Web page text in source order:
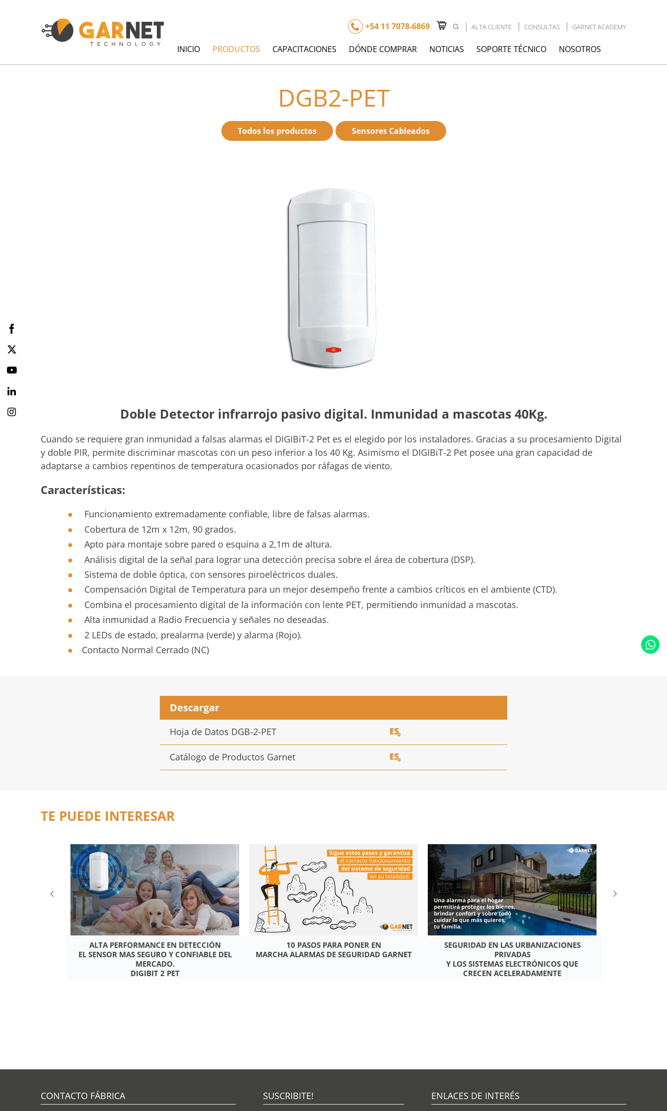
+54 11 7078-6869 ALTA CLIENTE CONSULTAS GARNET ACADEMY
INICIO PRODUCTOS CAPACITACIONES DÓNDE COMPRAR NOTICIAS SOPORTE TÉCNICO NOSOTROS
DGB2-PET
Todos los productos Sensores Cableados
Doble Detector infrarrojo pasivo digital. Inmunidad a mascotas 40Kg.
Cuando se requiere gran inmunidad a falsas alarmas el DIGIBiT-2 Pet es el elegido por los instaladores. Gracias a su procesamiento Digital
y doble PIR, permite discriminar mascotas con un peso inferior a los 40 Kg. Asimismo el DIGIBiT-2 Pet posee una gran capacidad de
adaptarse a cambios repentinos de temperatura ocasionados por ráfagas de viento.
Características:
Funcionamiento extremadamente confiable, libre de falsas alarmas.
Cobertura de 12m x 12m, 90 grados.
Apto para montaje sobre pared o esquina a 2,1m de altura.
Análisis digital de la señal para lograr una detección precisa sobre el área de cobertura (DSP).
Sistema de doble óptica, con sensores piroeléctricos duales.
Compensación Digital de Temperatura para un mejor desempeño frente a cambios críticos en el ambiente (CTD).
Combina el procesamiento digital de la información con lente PET, permitiendo inmunidad a mascotas.
Alta inmunidad a Radio Frecuencia y señales no deseadas.
2 LEDs de estado, prealarma (verde) y alarma (Rojo).
Contacto Normal Cerrado (NC)
Descargar
Hoja de Datos DGB-2-PET
Catálogo de Productos Garnet
TE PUEDE INTERESAR
ALTA PERFORMANCE EN DETECCIÓN
EL SENSOR MAS SEGURO Y CONFIABLE DEL
MERCADO.
DIGIBIT 2 PET
10 PASOS PARA PONER EN
MARCHA ALARMAS DE SEGURIDAD GARNET
SEGURIDAD EN LAS URBANIZACIONES
PRIVADAS
Y LOS SISTEMAS ELECTRÓNICOS QUE
CRECEN ACELERADAMENTE
CONTACTO FÁBRICA SUSCRIBITE! ENLACES DE INTERÉS